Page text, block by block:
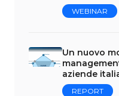
WEBINAR
Un nuovo
aziende
REPORT